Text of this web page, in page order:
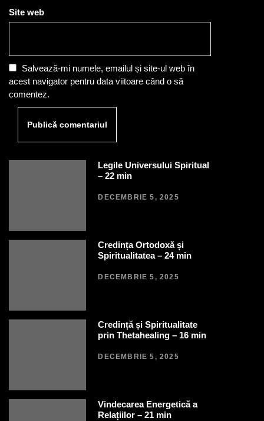
Site web
Salvează-mi numele, emailul și site-ul web în
acest navigator pentru data viitoare când o să
comentez.
Legile Universului Spiritual
– 22 min
DECEMBRIE 5, 2025
Credința Ortodoxă și
Spiritualitatea – 24 min
DECEMBRIE 5, 2025
Credință și Spiritualitate
prin Thetahealing – 16 min
DECEMBRIE 5, 2025
Vindecarea Energetică a
Relațiilor – 21 min